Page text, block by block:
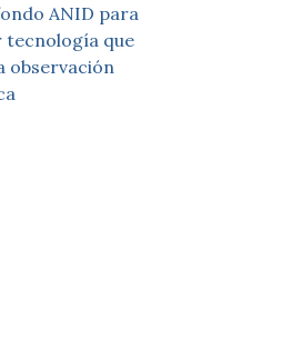
ANID para
que
observación